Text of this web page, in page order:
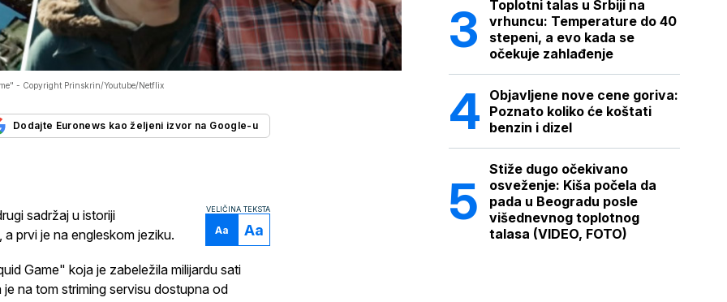
- Copyright Prinskrin/Youtube/Netflix
Dodajte Euronews kao željeni izvor na Google-u
VELIČINA TEKSTA
Aa Aa
sadržaj u istoriji
prvi je na engleskom jeziku.
Game" koja je zabeležila milijardu sati
na tom striming servisu dostupna od
Toplotni talas u Srbiji na
vrhuncu: Temperature do 40
stepeni, a evo kada se
očekuje zahlađenje
Objavljene nove cene goriva:
Poznato koliko će koštati
benzin i dizel
Stiže dugo očekivano
osveženje: Kiša počela da
pada u Beogradu posle
višednevnog toplotnog
talasa (VIDEO, FOTO)